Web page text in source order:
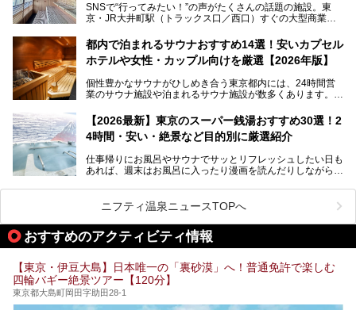
本記事では、そもそもこれらがどんな銭湯なのか、その気に
いおしゃれな名店15選を、おすすめの順番で一挙にご紹介
します。
SNSで“行ってみたい！”の声がたくさんの話題の施設。東
京・JR大井町駅（トラックス口／西口）すぐの大型商業施
ツァ大井町トラックス」がニューオープン。施設の様子をレ
ポ―トします。
都内で泊まれるサウナおすすめ14選！安いカプセル
ホテルや女性・カップル向けを厳選【2026年版】
個性豊かなサウナがひしめき合う東京都内には、24時間営
業のサウナ施設や泊まれるサウナ施設が数多くあります。
を旅の目的とする「サ旅」や自分へのご褒美のための宿泊な
ど、自分の好きなタイミングで好きなだけサ活ができるのが
魅力です。
最近では、男性専用施設だけでなく、カップルや女性に嬉し
い個室サウナも増えてきました。
ら、特におすすめしたい施設14選をご紹介します。
してみてください。
【2026最新】東京のスーパー銭湯おすすめ30選！2
4時間・安い・絶景など目的別に厳選紹介
仕事帰りにお風呂やサウナでサッとリフレッシュしたい日も
あれば、週末はお風呂に入ったり漫画を読んだりしながら一
また、終電を逃してしまい、「このまま朝までゆっくりでき
る場所があれば」と探した経験がある人も多いのではないで
しょうか。
そこで本記事では、東京でおすすめのスーパー銭湯を、目的
24時間営業で宿泊できる施設や、1,000円以下で楽しめる安
い施設、デートや休日レジャーにもぴったりなエンタメ要素
が充実した施設など、利用のシーンに合わせて参考にしてく
ださい。
ニフティ温泉ニュースTOPへ
おすすめのアクティビティ情報
【東京・伊豆大島】日本唯一の「裏砂漠」へ！普通免許で楽しむ
四輪バギー絶景ツアー【120分】
東京都大島町岡田字助田28-1